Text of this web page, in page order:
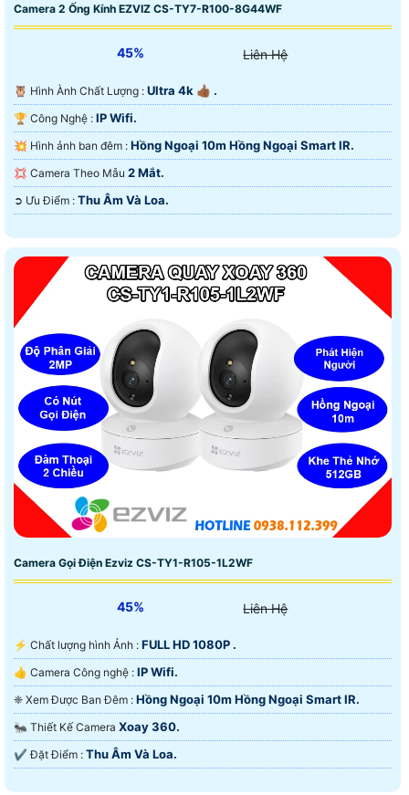
Camera 2 Ống Kính EZVIZ CS-TY7-R100-8G44WF
45% Liên Hệ
🦉 Hình Ành Chất Lượng : Ultra 4k 👍🏾 .
🏆 Công Nghệ : IP Wifi.
💥 Hình ảnh ban đêm : Hồng Ngoại 10m Hồng Ngoại Smart IR.
💢 Camera Theo Mẫu 2 Mắt.
️➲ Ưu Điểm : Thu Âm Và Loa.
Camera Gọi Điện Ezviz CS-TY1-R105-1L2WF
45% Liên Hệ
️⚡ Chất lượng hình Ảnh : FULL HD 1080P .
👍 Camera Công nghệ : IP Wifi.
❈ Xem Được Ban Đêm : Hồng Ngoại 10m Hồng Ngoại Smart IR.
🐜 Thiết Kế Camera Xoay 360.
️✔️ Đặt Điểm : Thu Âm Và Loa.